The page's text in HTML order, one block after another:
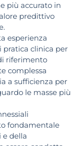
più accurato in
predittivo
esperienza
pratica clinica per
riferimento
complessa
a sufficienza per
le masse più
fondamentale
e della